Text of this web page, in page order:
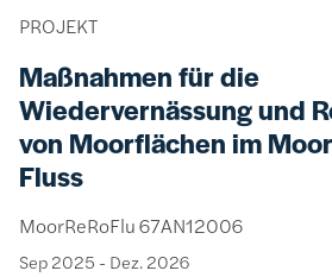
PROJEKT
Maßnahmen für die
Wiedervernässung und
von Moorflächen im
Fluss
MoorReRoFlu 67AN12006
Sep 2025 - Dez. 2026